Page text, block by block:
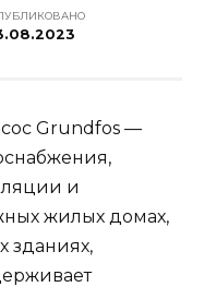
Grundfos —
и
жилых домах,
зданиях,